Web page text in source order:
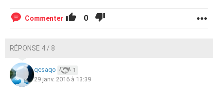
Commenter 0
RÉPONSE 4 / 8
qesaqo 1
29 janv. 2016 à 13:39